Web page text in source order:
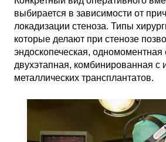
выбирается в зависимости от
локадизации стеноза. Типы
которые делают при стенозе
эндоскопеческая, одномоментная
двухэтапная, комбинированная с
металлических трансплантатов.